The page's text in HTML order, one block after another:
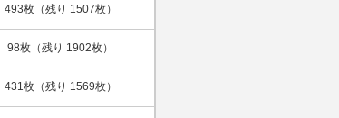
493枚（残り 1507枚）
98枚（残り 1902枚）
431枚（残り 1569枚）